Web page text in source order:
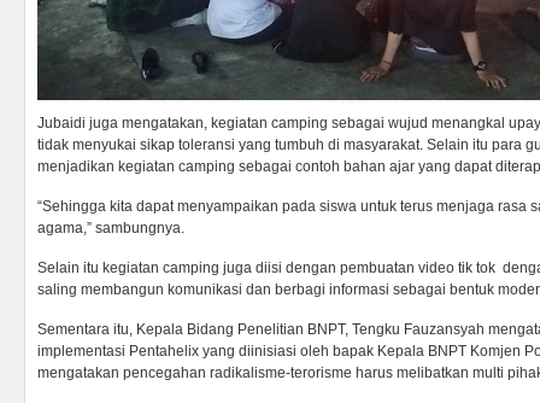
Jubaidi juga mengatakan, kegiatan camping sebagai wujud menangkal
tidak menyukai sikap toleransi yang tumbuh di masyarakat. Selain itu para
menjadikan kegiatan camping sebagai contoh bahan ajar yang dapat
“Sehingga kita dapat menyampaikan pada siswa untuk terus menjaga rasa
agama,” sambungnya.
Selain itu kegiatan camping juga diisi dengan pembuatan video tik tok
saling membangun komunikasi dan berbagi informasi sebagai bentuk
Sementara itu, Kepala Bidang Penelitian BNPT, Tengku Fauzansyah
implementasi Pentahelix yang diinisiasi oleh bapak Kepala BNPT Komjen
mengatakan pencegahan radikalisme-terorisme harus melibatkan multi